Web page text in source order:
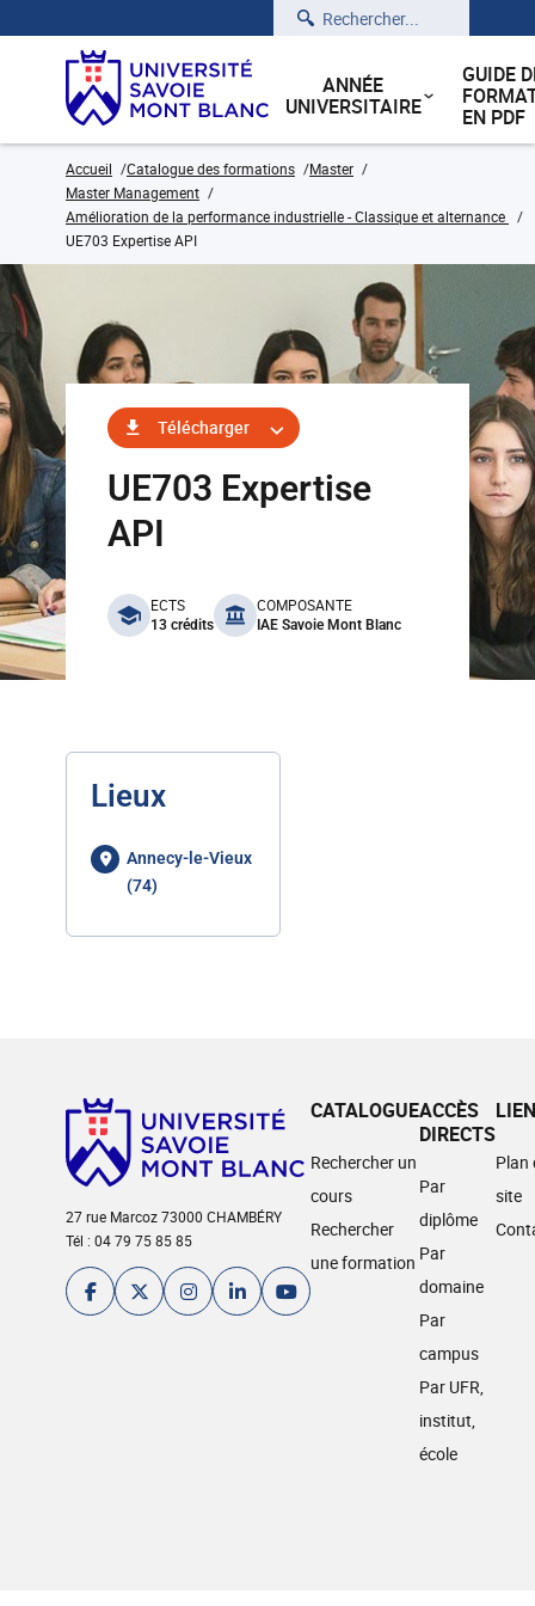
Rechercher
ANNÉE
UNIVERSITAIRE
GUIDE
EN PDF
Accueil Catalogue des formations
Master
Master Management
Amélioration de la performance industrielle - Classique et alternance
UE703 Expertise API
Télécharger
UE703 Expertise
API
benefits
ECTS
13 crédits
COMPOSANTE
IAE Savoie Mont Blanc
Lieux
Annecy-le-Vieux
(74)
27 rue Marcoz 73000 CHAMBÉRY
Tél : 04 79 75 85 85
CATALOGUE
Rechercher un
cours
Rechercher
une formation
ACCÈS
DIRECTS
Par
diplôme
Par
domaine
Par
campus
Par UFR,
institut,
école
Plan
site